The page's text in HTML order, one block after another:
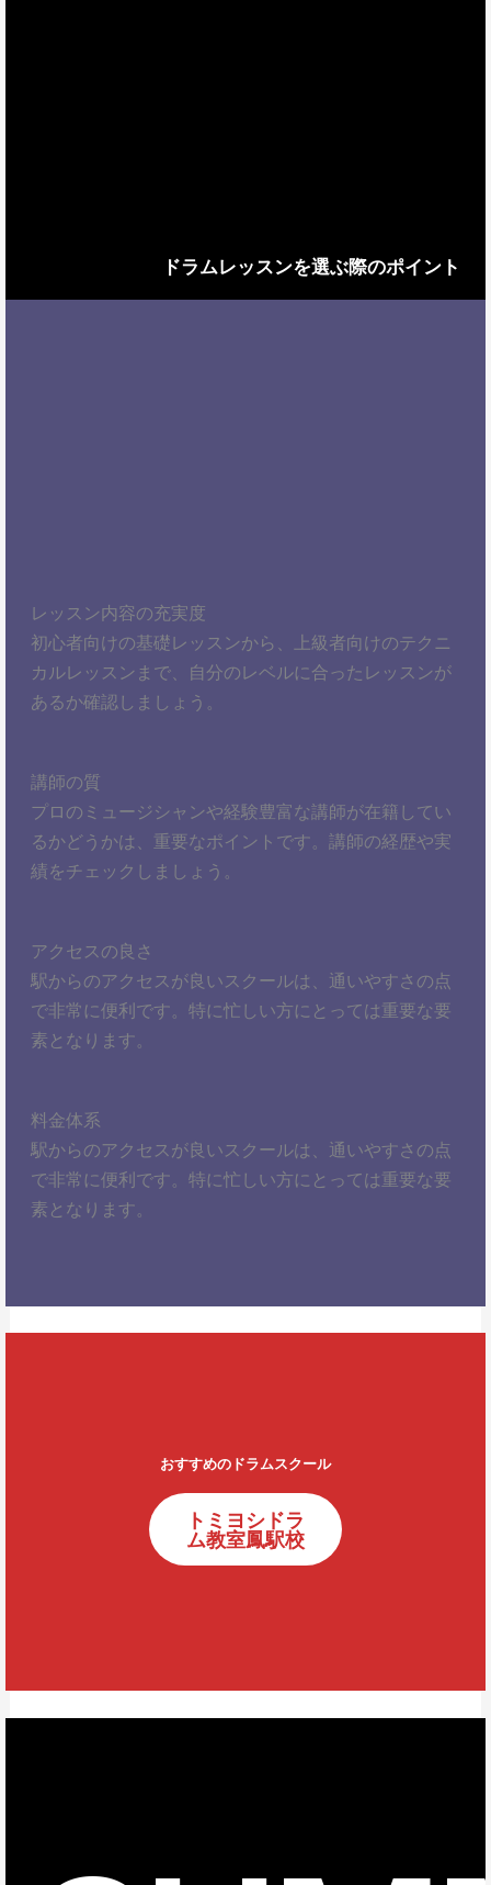
ドラムレッスンを選ぶ際のポイント
レッスン内容の充実度
初心者向けの基礎レッスンから、上級者向けのテクニ
カルレッスンまで、自分のレベルに合ったレッスンが
あるか確認しましょう。
講師の質
プロのミュージシャンや経験豊富な講師が在籍してい
るかどうかは、重要なポイントです。講師の経歴や実
績をチェックしましょう。
アクセスの良さ
駅からのアクセスが良いスクールは、通いやすさの点
で非常に便利です。特に忙しい方にとっては重要な要
素となります。
料金体系
駅からのアクセスが良いスクールは、通いやすさの点
で非常に便利です。特に忙しい方にとっては重要な要
素となります。
おすすめのドラムスクール
トミヨシドラ
ム教室鳳駅校